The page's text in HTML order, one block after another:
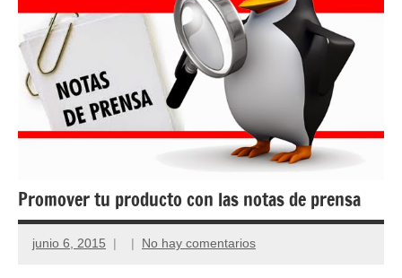
Promover tu producto con las notas de prensa
junio 6, 2015 No hay comentarios